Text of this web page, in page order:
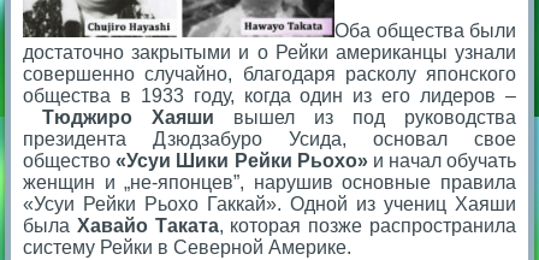
Оба общества были
достаточно закрытыми и о Рейки американцы узнали
совершенно случайно, благодаря расколу японского
общества в 1933 году, когда один из его лидеров –
Тюджиро Хаяши вышел из под руководства
президента Дзюдзабуро Усида, основал свое
общество«Усуи Шики Рейки Рьохо»и начал обучать
женщин и „не-японцев”, нарушив основные правила
«Усуи Рейки Рьохо Гаккай». Одной из учениц Хаяши
былаХавайо Таката, которая позже распространила
систему Рейки в Северной Америке.